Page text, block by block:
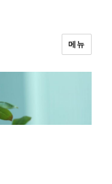
메뉴